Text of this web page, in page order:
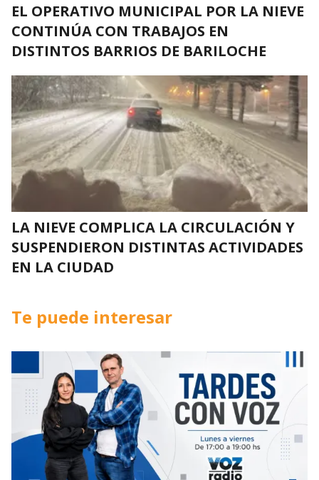
EL OPERATIVO MUNICIPAL POR LA NIEVE
CONTINÚA CON TRABAJOS EN
DISTINTOS BARRIOS DE BARILOCHE
LA NIEVE COMPLICA LA CIRCULACIÓN Y
SUSPENDIERON DISTINTAS ACTIVIDADES
EN LA CIUDAD
Te puede interesar